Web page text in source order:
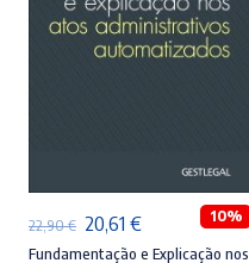
22,90€ O
preço
20,61 €O
preço
10%
Fundamentação e Explicação nos